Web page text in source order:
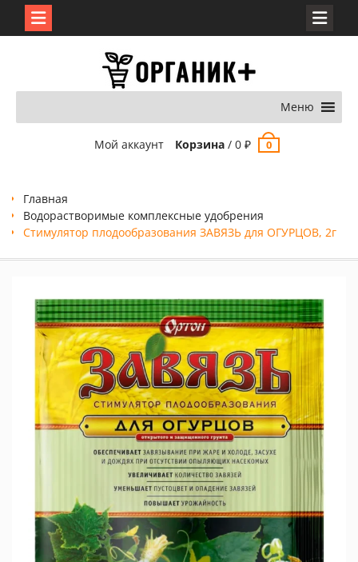
Меню
Мой аккаунт Корзина/ 0 ₽ 0
Главная
Водорастворимые комплексные удобрения
Стимулятор плодообразования ЗАВЯЗЬ для ОГУРЦОВ, 2г